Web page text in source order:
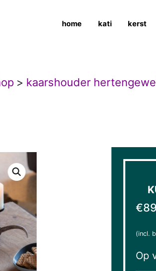
home kati kerst
> kaarshouder
€
(incl.
Op